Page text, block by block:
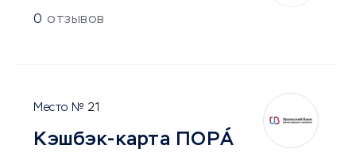
0 отзывов
21
Кэшбэк-карта ПОРÁ